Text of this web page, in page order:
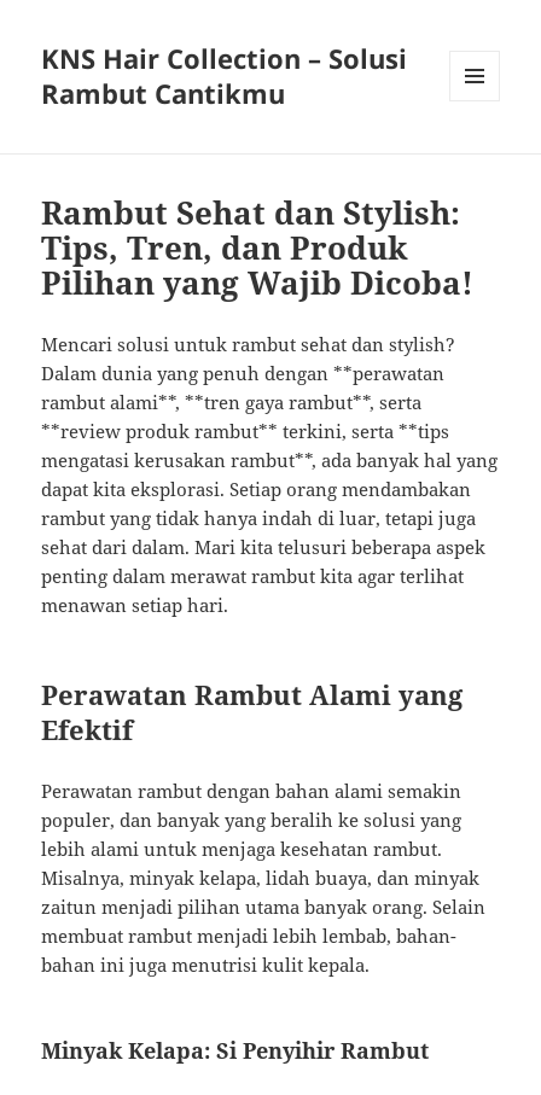
KNS Hair Collection – Solusi
Rambut Cantikmu
Rambut Sehat dan Stylish:
Tips, Tren, dan Produk
Pilihan yang Wajib Dicoba!
Mencari solusi untuk rambut sehat dan stylish?
Dalam dunia yang penuh dengan **perawatan
rambut alami**, **tren gaya rambut**, serta
**review produk rambut** terkini, serta **tips
mengatasi kerusakan rambut**, ada banyak hal yang
dapat kita eksplorasi. Setiap orang mendambakan
rambut yang tidak hanya indah di luar, tetapi juga
sehat dari dalam. Mari kita telusuri beberapa aspek
penting dalam merawat rambut kita agar terlihat
menawan setiap hari.
Perawatan Rambut Alami yang
Efektif
Perawatan rambut dengan bahan alami semakin
populer, dan banyak yang beralih ke solusi yang
lebih alami untuk menjaga kesehatan rambut.
Misalnya, minyak kelapa, lidah buaya, dan minyak
zaitun menjadi pilihan utama banyak orang. Selain
membuat rambut menjadi lebih lembab, bahan-
bahan ini juga menutrisi kulit kepala.
Minyak Kelapa: Si Penyihir Rambut